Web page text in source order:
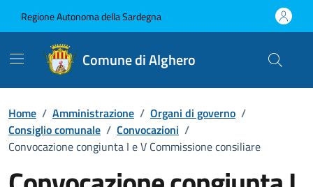
Regione Autonoma della Sardegna
Comune di Alghero
Home / Amministrazione / Organi di governo /
Consiglio comunale / Convocazioni /
Convocazione congiunta I e V Commissione consiliare